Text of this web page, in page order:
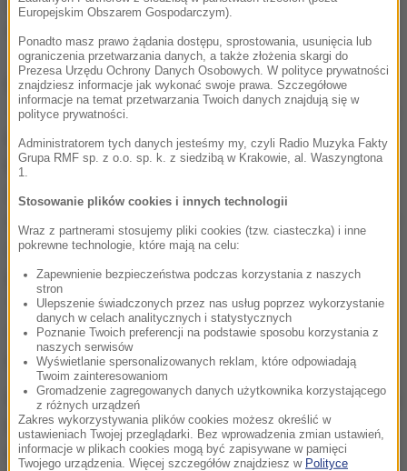
Ewangelie czytane i rozważane przy każdym ołtarzu
- mówił kard. Nycz - pomagają nam zrozumieć istotę
kultu Eucharystii, wręcz istotę chrześcijaństwa,
której nie można zamknąć tylko w oderwanej od
życia pobożności.
Do tej istoty należy misja,
chrześcijańskie w duchu Ewangelii i udział w
przemianie świata, zawsze rozpoczynanej od siebie.
To dlatego w procesji wchodzimy w środek
codziennego życia człowieka i w środek ludzkich
problemów- podkreślił hierarcha.
Dodał, że mocnym symbolem tej obecności w środku
ludzkich spraw są tegoroczne ołtarze, z tłem
różnych monstrancji używanych przez wieki w
Europejskim Obszarem Gospodarczym).
Ponadto masz prawo żądania dostępu, sprostowania, usunięcia lub
ograniczenia przetwarzania danych, a także złożenia skargi do
Prezesa Urzędu Ochrony Danych Osobowych. W polityce prywatności
znajdziesz informacje jak wykonać swoje prawa. Szczegółowe
informacje na temat przetwarzania Twoich danych znajdują się w
polityce prywatności.
Administratorem tych danych jesteśmy my, czyli Radio Muzyka Fakty
Grupa RMF sp. z o.o. sp. k. z siedzibą w Krakowie, al. Waszyngtona
1.
Stosowanie plików cookies i innych technologii
Wraz z partnerami stosujemy pliki cookies (tzw. ciasteczka) i inne
pokrewne technologie, które mają na celu:
Zapewnienie bezpieczeństwa podczas korzystania z naszych
stron
Ulepszenie świadczonych przez nas usług poprzez wykorzystanie
danych w celach analitycznych i statystycznych
Poznanie Twoich preferencji na podstawie sposobu korzystania z
naszych serwisów
Wyświetlanie spersonalizowanych reklam, które odpowiadają
Twoim zainteresowaniom
Gromadzenie zagregowanych danych użytkownika korzystającego
z różnych urządzeń
Zakres wykorzystywania plików cookies możesz określić w
ustawieniach Twojej przeglądarki. Bez wprowadzenia zmian ustawień,
informacje w plikach cookies mogą być zapisywane w pamięci
Twojego urządzenia. Więcej szczegółów znajdziesz w Polityce